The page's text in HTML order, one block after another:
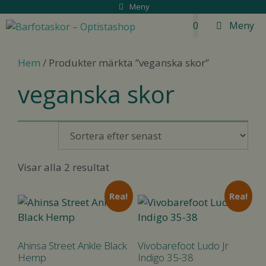
till
Meny
Meny
0
Hem / Produkter märkta ”veganska skor”
veganska skor
Visar alla 2 resultatSortera
efter
senaste
Rea!
Ahinsa Street Ankle Black
Hemp
Rea!
Vivobarefoot Ludo Jr
Indigo 35-38